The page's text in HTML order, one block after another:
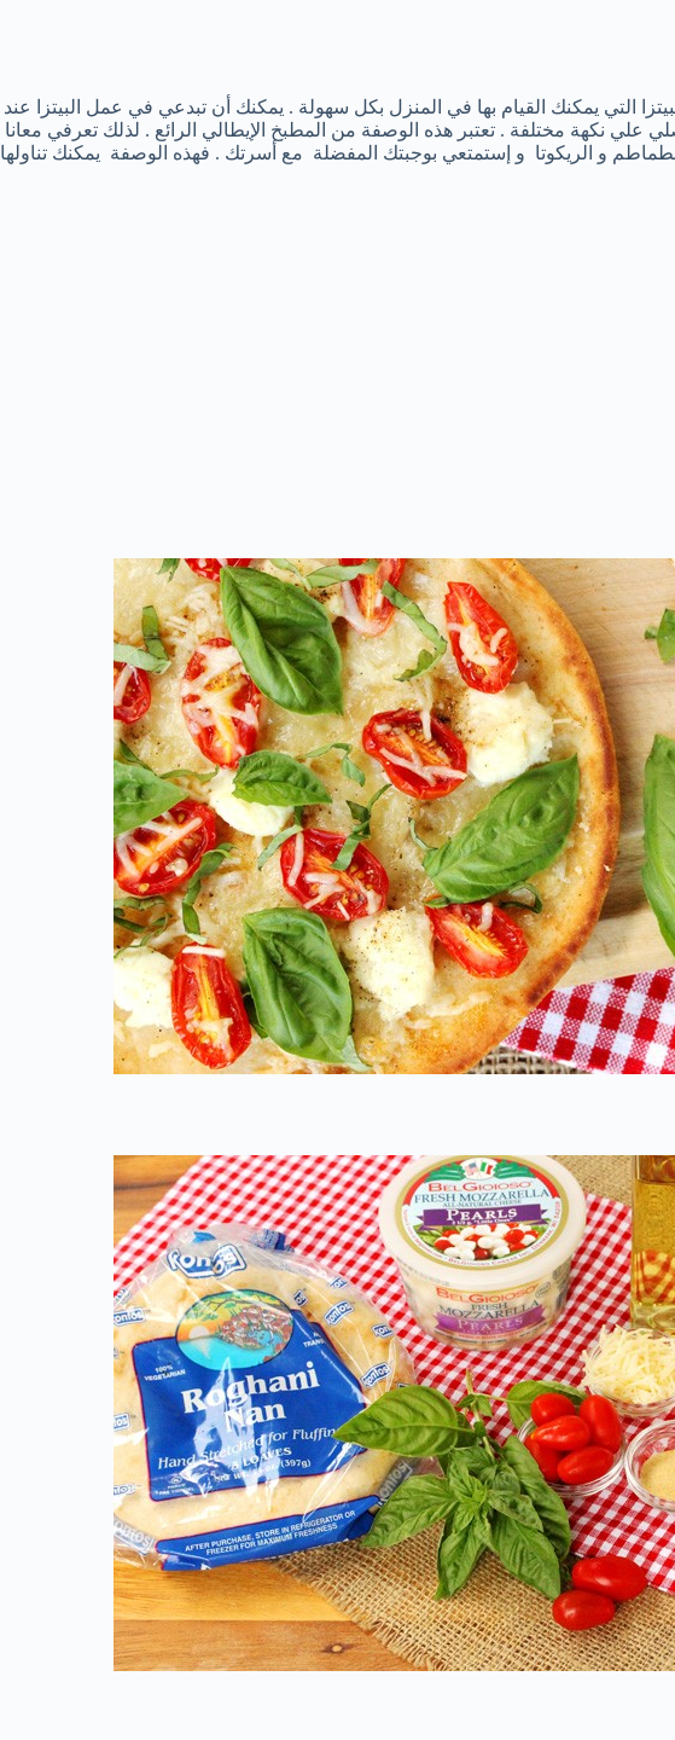
التي يمكنك القيام بها في المنزل بكل سهولة . يمكنك أن تبدعي في عمل البيتزا عند
علي نكهة مختلفة . تعتبر هذه الوصفة من المطبخ الإيطالي الرائع . لذلك تعرفي معانا
و الريكوتا و إستمتعي بوجبتك المفضلة مع أسرتك . فهذه الوصفة يمكنك تناولها